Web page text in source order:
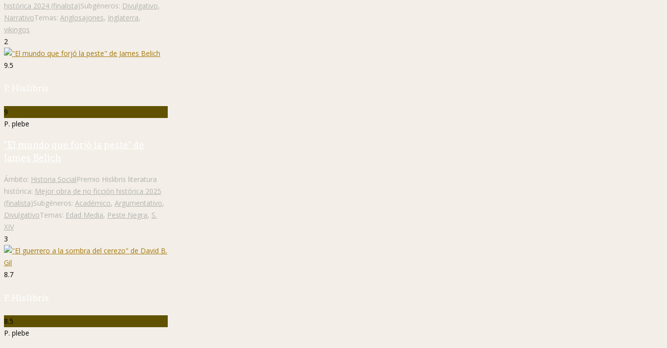
histórica 2024 (finalista)Subgéneros: Divulgativo,
NarrativoTemas: Anglosajones, Inglaterra,
vikingos
2
9.5
P. Hislibris
9
P. plebe
"El mundo que forjó la peste" de
James Belich
Ámbito: Historia SocialPremio Hislibris literatura
histórica: Mejor obra de no ficción histórica 2025
(finalista)Subgéneros: Académico, Argumentativo,
DivulgativoTemas: Edad Media, Peste Negra, S.
XIV
3
8.7
P. Hislibris
8.5
P. plebe